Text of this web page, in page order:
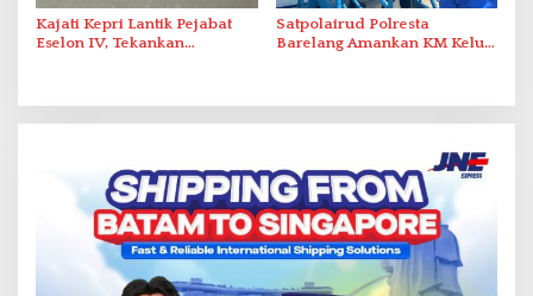
Kajati Kepri Lantik Pejabat
Eselon IV, Tekankan
Satpolairud Polresta
Barelang Amankan KM Kelud